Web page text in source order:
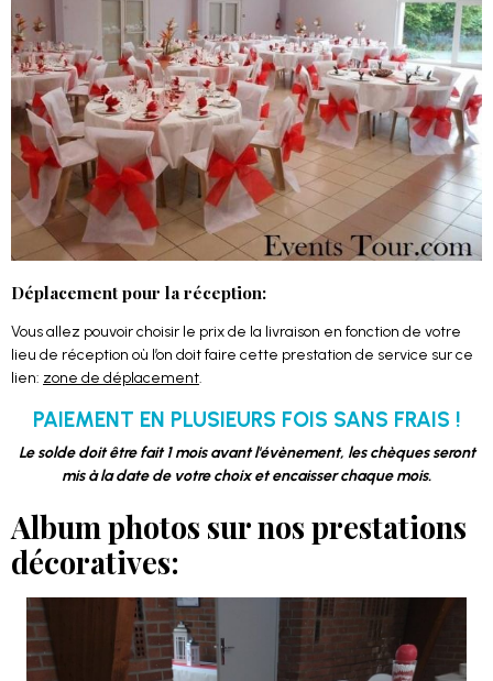
Déplacement pour la réception:
Vous allez pouvoir choisir le prix de la livraison en fonction de votre
lieu de réception où l’on doit faire cette prestation de service sur ce
lien: zone de déplacement.
PAIEMENT EN PLUSIEURS FOIS SANS FRAIS !
Le solde doit être fait 1 mois avant l'évènement, les chèques seront
mis à la date de votre choix et encaisser chaque mois.
Album photos sur nos prestations
décoratives: